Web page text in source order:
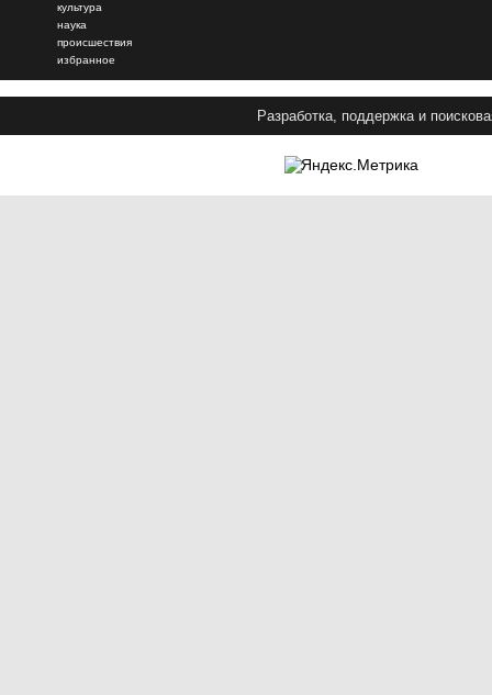
культура
наука
происшествия
избранное
Разработка, поддержка и